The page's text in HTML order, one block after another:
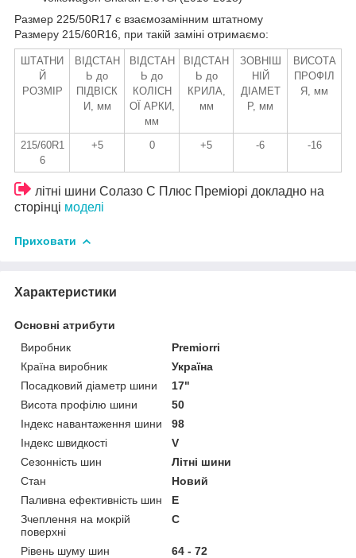
Размер 225/50R17 є взаємозамінним штатному
Размеру 215/60R16, при такій заміні отримаємо:
ШТАТНИ
Й
РОЗМІР
ВІДСТАН
Ь до
ПІДВІСК
И, мм
ВІДСТАН
Ь до
КОЛІСН
ОЇ АРКИ,
мм
ВІДСТАН
Ь до
КРИЛА,
мм
ЗОВНІШ
НІЙ
ДІАМЕТ
Р, мм
ВИСОТА
ПРОФІЛ
Я, мм
215/60R1
6
+5 0 +5 -6 -16
літні шини Солазо С Плюс Преміорі докладно на
сторінці моделі
Приховати
Характеристики
Основні атрибути
Виробник
Premiorri
Країна виробник
Україна
Посадковий діаметр шини
17"
Висота профілю шини
50
Індекс навантаження шини
98
Індекс швидкості
V
Сезонність шин
Літні шини
Стан
Новий
Паливна ефективність шин
E
Зчеплення на мокрій
поверхні
C
Рівень шуму шин
64 - 72